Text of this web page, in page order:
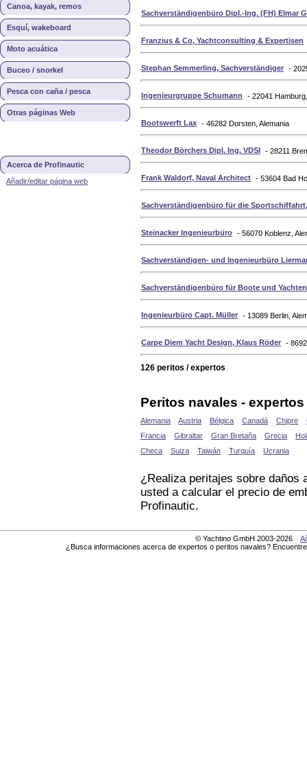
Canoa, kayak, remos
Esquí, wakeboard
Moto acuática
Buceo / snorkel
Pesca con caña / pesca
Otras páginas Web
Acerca de Profinautic
Añadir/editar página web
Sachverständigenbüro Dipl.-Ing. (FH) Elmar
Franzius & Co, Yachtconsulting & Expertisen
Stephan Semmerling, Sachverständiger -
Ingenieurgruppe Schumann - 22041
Bootswerft Lax - 46282 Dorsten, Alemania
Theodor Börchers Dipl. Ing. VDSI - 28211
Frank Waldorf, Naval Architect - 53604 Bad
Sachverständigenbüro für die
Steinacker Ingenieurbüro - 56070 Koblenz,
Sachverständigen- und Ingenieurbüro
Sachverständigenbüro für Boote und
Ingenieurbüro Capt. Müller - 13089 Berlin,
Carpe Diem Yacht Design, Klaus Röder -
126 peritos / expertos
Peritos navales -
Alemania Austria Bélgica Canadá Chipre
Francia
Gibraltar Gran Bretaña Grecia
Checa
Suiza Taiwán Turquía Ucrania
¿Realiza peritajes sobre daños
usted a calcular el precio de
Profinautic.
© Yachtino GmbH 2003-2026
¿Busca informaciones acerca de expertos o peritos navales?